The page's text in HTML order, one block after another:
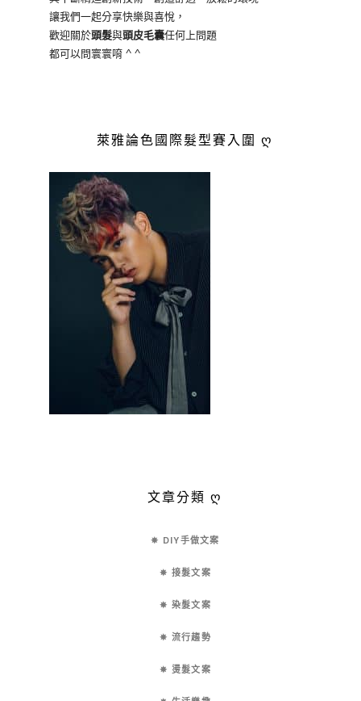
讓我們一起分享快樂與喜悅，
歡迎關於頭髮與頭皮毛囊任何上問題
都可以問寰寰唷 ^ ^
萊雅論色國際髮型賽入圍 ღ
文章分類 ღ
✵ DIY手做文案
✵ 接髮文案
✵ 染髮文案
✵ 流行趨勢
✵ 燙髮文案